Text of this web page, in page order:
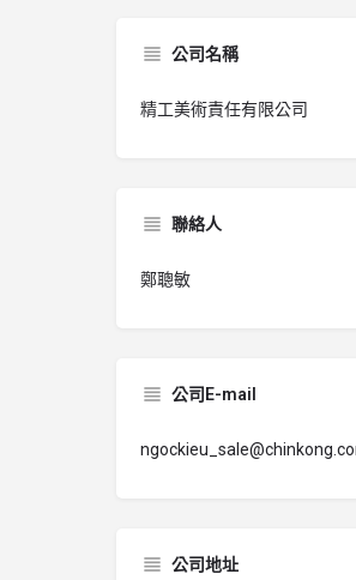
公司名稱
精工美術責任有限公司
聯絡人
鄭聰敏
公司E-mail
公司地址